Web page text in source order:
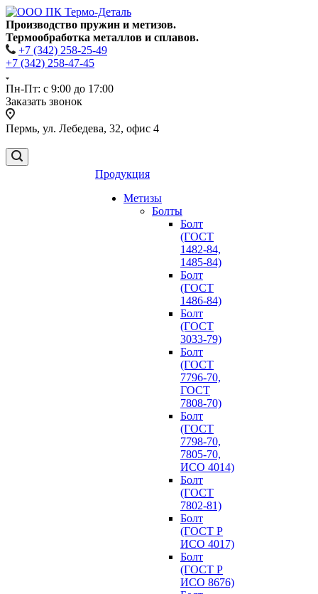
Производство пружин и метизов.
Термообработка металлов и сплавов.
+7 (342) 258-25-49
+7 (342) 258-47-45
Пн-Пт: с 9:00 до 17:00
Заказать звонок
Пермь, ул. Лебедева, 32, офис 4
Продукция
Метизы
Болты
Болт
(ГОСТ
1482-84,
1485-84)
Болт
(ГОСТ
1486-84)
Болт
(ГОСТ
3033-79)
Болт
(ГОСТ
7796-70,
ГОСТ
7808-70)
Болт
(ГОСТ
7798-70,
7805-70,
ИСО 4014)
Болт
(ГОСТ
7802-81)
Болт
(ГОСТ Р
ИСО 4017)
Болт
(ГОСТ Р
ИСО 8676)